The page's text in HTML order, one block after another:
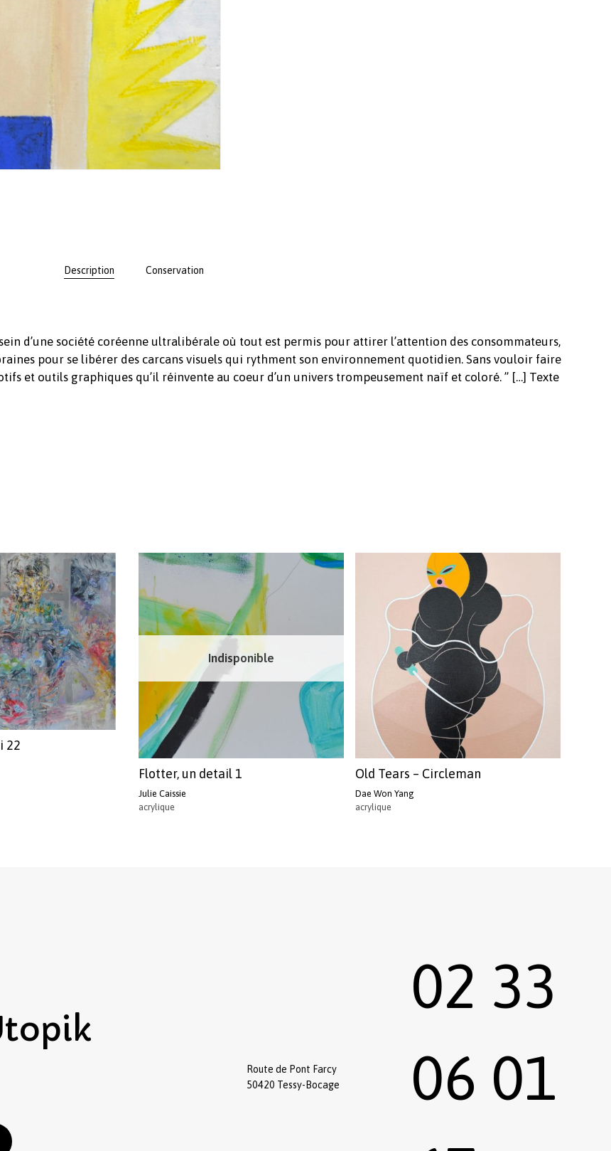
Description Conservation
d’une société coréenne ultralibérale où tout est permis pour attirer l’attention des consommateurs,
pour se libérer des carcans visuels qui rythment son environnement quotidien. Sans vouloir faire
et outils graphiques qu’il réinvente au coeur d’un univers trompeusement naïf et coloré. ” […] Texte
22
Indisponible
Flotter, un detail 1
Julie Caissie
acrylique
Old Tears – Circleman
Dae Won Yang
acrylique
Route de Pont Farcy
50420 Tessy-Bocage
02 33
06 01